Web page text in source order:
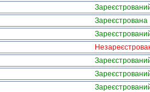
Зареєстрована